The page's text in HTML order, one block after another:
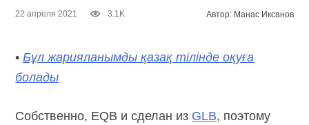
22 апреля 2021 3.1K Автор: Манас Иксанов
•Бұл жарияланымды қазақ тілінде оқуға
болады
Собственно, EQB и сделан из GLB, поэтому